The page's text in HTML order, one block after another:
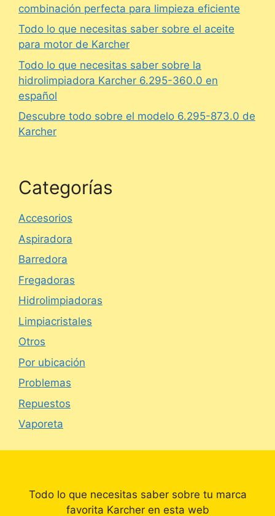
combinación perfecta para limpieza eficiente
Todo lo que necesitas saber sobre el aceite
para motor de Karcher
Todo lo que necesitas saber sobre la
hidrolimpiadora Karcher 6.295-360.0 en
español
Descubre todo sobre el modelo 6.295-873.0 de
Karcher
Categorías
Accesorios
Aspiradora
Barredora
Fregadoras
Hidrolimpiadoras
Limpiacristales
Otros
Por ubicación
Problemas
Repuestos
Vaporeta
Todo lo que necesitas saber sobre tu marca
favorita Karcher en esta web